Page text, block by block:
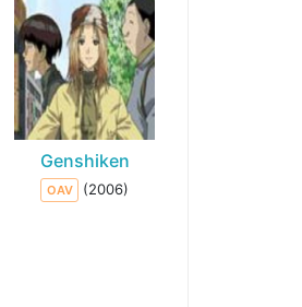
Genshiken
OAV (2006)